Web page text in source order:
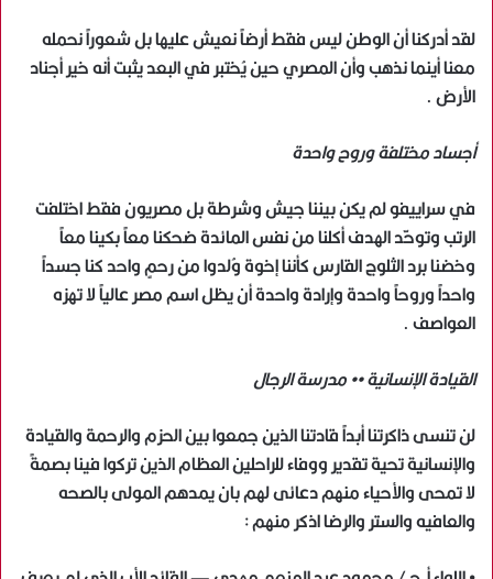
لقد أدركنا أن الوطن ليس فقط أرضاً نعيش عليها بل شعوراً نحمله
معنا أينما نذهب وأن المصري حين يُختبر في البعد يثبت أنه خير أجناد
الأرض .
أجساد مختلفة وروح واحدة
في سراييفو لم يكن بيننا جيش وشرطة بل مصريون فقط اختلفت
الرتب وتوحّد الهدف أكلنا من نفس المائدة ضحكنا معاً بكينا معاً
وخضنا برد الثلوج القارس كأننا إخوة وُلدوا من رحمٍ واحد كنا جسداً
واحداً وروحاً واحدة وإرادة واحدة أن يظل اسم مصر عالياً لا تهزه
العواصف .
القيادة الإنسانية •• مدرسة الرجال
لن تنسى ذاكرتنا أبداً قادتنا الذين جمعوا بين الحزم والرحمة والقيادة
والإنسانية تحية تقدير ووفاء للراحلين العظام الذين تركوا فينا بصمةً
لا تمحى والأحياء منهم دعائى لهم بان يمدهم المولى بالصحه
والعافيه والستر والرضا اذكر منهم :